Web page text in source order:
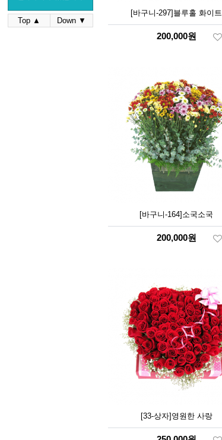
Top ▲ Down ▼
[바구니-297]블루홀 화이트
200,000원
[바구니-164]소국소국
200,000원
[33-상자]영원한 사랑